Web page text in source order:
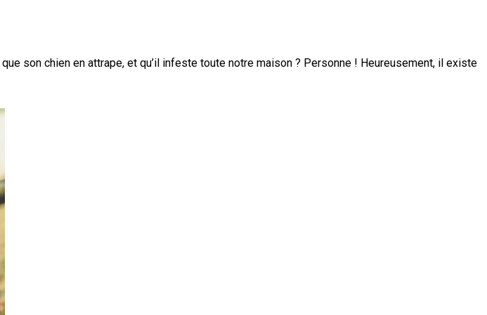
son chien en attrape, et qu’il infeste toute notre maison ? Personne ! Heureusement, il existe